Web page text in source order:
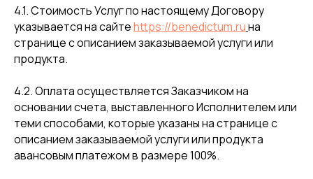
4.1. Стоимость Услуг по настоящему Договору
указывается на сайтеhttps://benedictum.ruна
странице с описанием заказываемой услуги или
продукта.
4.2. Оплата осуществляется Заказчиком на
основании счета, выставленного Исполнителем или
теми способами, которые указаны на странице с
описанием заказываемой услуги или продукта
авансовым платежом в размере 100%.